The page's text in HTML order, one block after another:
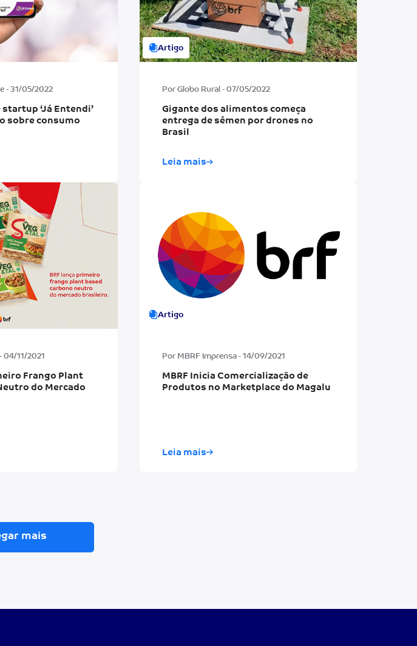
- 31/05/2022
‘Já Entendi’
sobre consumo
Artigo
Por Globo Rural - 07/05/2022
Gigante dos alimentos começa
entrega de sêmen por drones no
Brasil
Leia mais
04/11/2021
Frango Plant
do Mercado
Artigo
Por MBRF Imprensa - 14/09/2021
MBRF Inicia Comercialização de
Produtos no Marketplace do Magalu
Leia mais
mais